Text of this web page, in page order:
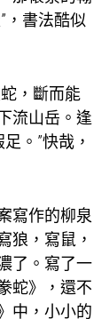
，書法酷似
，斷而能
流山岳。逢
。”快哉，
寫作的柳泉
狼，寫鼠，
了。寫了一
蛇》，還不
中，小小的